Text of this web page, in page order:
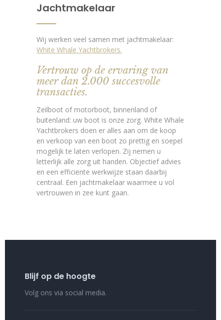
Jachtmakelaar
Wij werken veel samen met jachtmakelaar:
White Whale Yachtbrokers.
Vertrouw op de ervaring van
meer dan 2.000 succesvolle
transacties.
Zeilboot of motorboot, binnenland of
buitenland: uw boot is onze zorg. White Whale
Yachtbrokers doen er alles aan om de koop
en verkoop van een boot zo prettig en soepel
mogelijk te laten verlopen. Zij nemen u
letterlijk alle zorg uit handen. Objectief advies
en een efficiënte werkwijze staan daarbij
centraal. Een jachtmakelaar waarmee u vol
vertrouwen in zee kunt gaan.
Blijf op de hoogte
Volg ons via social media.